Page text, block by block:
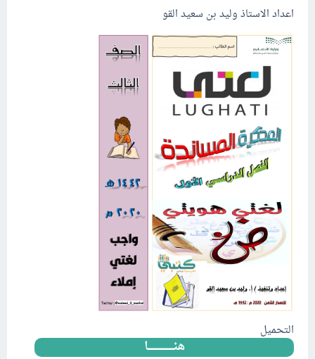
اعداد الاستاذ وليد بن سعيد القو
التحميل
هنــــــــــــــــــا